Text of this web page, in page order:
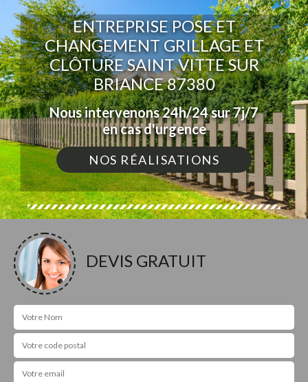
ENTREPRISE POSE ET
CHANGEMENT GRILLAGE ET
CLÔTURE SAINT VITTE SUR
BRIANCE 87380
Nous intervenons 24h/24 sur 7j/7
en cas d'urgence
NOS RÉALISATIONS
DEVIS GRATUIT